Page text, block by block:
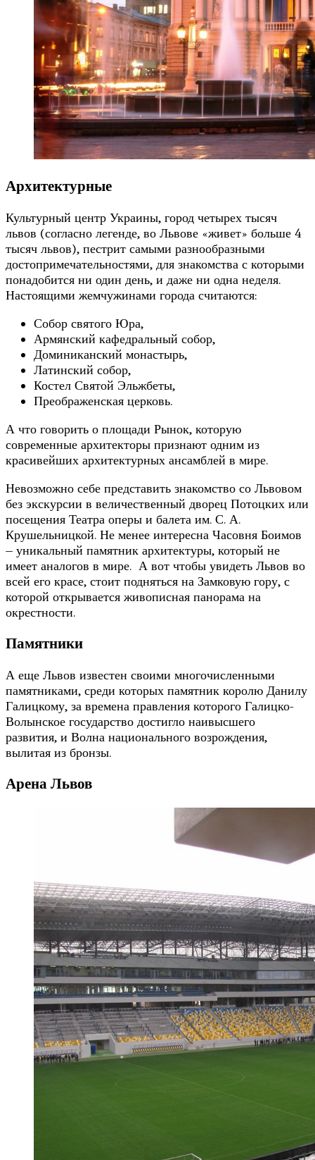
Архитектурные
Культурный центр Украины, город четырех тысяч
львов (согласно легенде, во Львове «живет» больше 4
тысяч львов), пестрит самыми разнообразными
достопримечательностями, для знакомства с которыми
понадобится ни один день, и даже ни одна неделя.
Настоящими жемчужинами города считаются:
Собор святого Юра,
Армянский кафедральный собор,
Доминиканский монастырь,
Латинский собор,
Костел Святой Эльжбеты,
Преображенская церковь.
А что говорить о площади Рынок, которую
современные архитекторы признают одним из
красивейших архитектурных ансамблей в мире.
Невозможно себе представить знакомство со Львовом
без экскурсии в величественный дворец Потоцких или
посещения Театра оперы и балета им. С. А.
Крушельницкой. Не менее интересна Часовня Боимов
– уникальный памятник архитектуры, который не
имеет аналогов в мире. А вот чтобы увидеть Львов во
всей его красе, стоит подняться на Замковую гору, с
которой открывается живописная панорама на
окрестности.
Памятники
А еще Львов известен своими многочисленными
памятниками, среди которых памятник королю Данилу
Галицкому, за времена правления которого Галицко-
Волынское государство достигло наивысшего
развития, и Волна национального возрождения,
вылитая из бронзы.
Арена Львов